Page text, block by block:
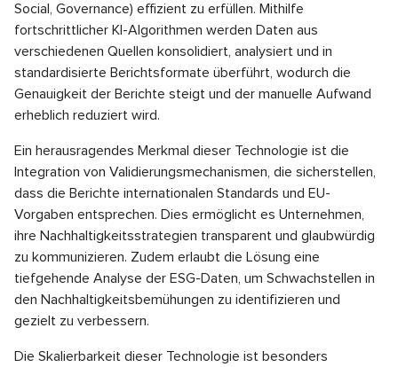
Social, Governance) effizient zu erfüllen. Mithilfe
fortschrittlicher KI-Algorithmen werden Daten aus
verschiedenen Quellen konsolidiert, analysiert und in
standardisierte Berichtsformate überführt, wodurch die
Genauigkeit der Berichte steigt und der manuelle Aufwand
erheblich reduziert wird.
Ein herausragendes Merkmal dieser Technologie ist die
Integration von Validierungsmechanismen, die sicherstellen,
dass die Berichte internationalen Standards und EU-
Vorgaben entsprechen. Dies ermöglicht es Unternehmen,
ihre Nachhaltigkeitsstrategien transparent und glaubwürdig
zu kommunizieren. Zudem erlaubt die Lösung eine
tiefgehende Analyse der ESG-Daten, um Schwachstellen in
den Nachhaltigkeitsbemühungen zu identifizieren und
gezielt zu verbessern.
Die Skalierbarkeit dieser Technologie ist besonders